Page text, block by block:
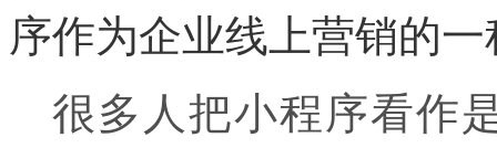
序作为企业线上营销的
很多人把小程序看作